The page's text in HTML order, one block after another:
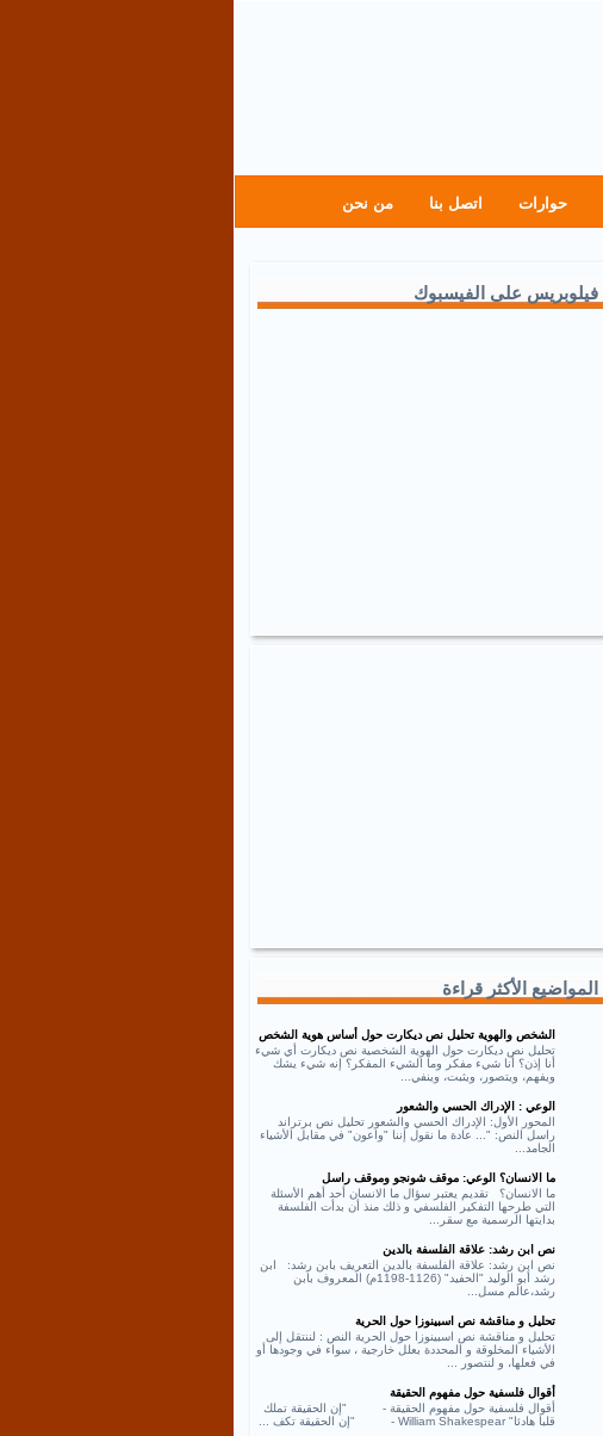
حوارات اتصل بنا من نحن
فيلوبريس على الفيسبوك
المواضيع الأكثر قراءة
الشخص والهوية تحليل نص ديكارت حول أساس هوية الشخص
تحليل نص ديكارت حول الهوية الشخصية نص ديكارت أي شيء
أنا إذن؟ أنا شيء مفكر وما الشيء المفكر؟ إنه شيء يشك
ويفهم، ويتصور، ويثبت، وينفي...
الوعي : الإدراك الحسي والشعور
المحور الأول: الإدراك الحسي والشعور تحليل نص برتراند
راسل النص: "... عادة ما نقول إننا "واعون" في مقابل الأشياء
الجامد...
ما الانسان؟ الوعي: موقف شونجو وموقف راسل
ما الانسان؟ تقديم يعتبر سؤال ما الانسان أحد أهم الأسئلة
التي طرحها التفكير الفلسفي و ذلك منذ أن بدأت الفلسفة
بدايتها الرسمية مع سقر...
نص ابن رشد: علاقة الفلسفة بالدين
نص ابن رشد: علاقة الفلسفة بالدين التعريف بابن رشد: ابن
رشد أبو الوليد "الحفيد" (1126-1198م) المعروف بابن
رشد،عالم مسل...
تحليل و مناقشة نص اسبينوزا حول الحرية
تحليل و مناقشة نص اسبينوزا حول الحرية النص : لننتقل إلى
الأشياء المخلوقة و المحددة بعلل خارجية ، سواء في وجودها أو
في فعلها، و لنتصور ...
أقوال فلسفية حول مفهوم الحقيقة
أقوال فلسفية حول مفهوم الحقيقة - "إن الحقيقة تملك
قلبا هادئا" William Shakespear - "إن الحقيقة تكف ...